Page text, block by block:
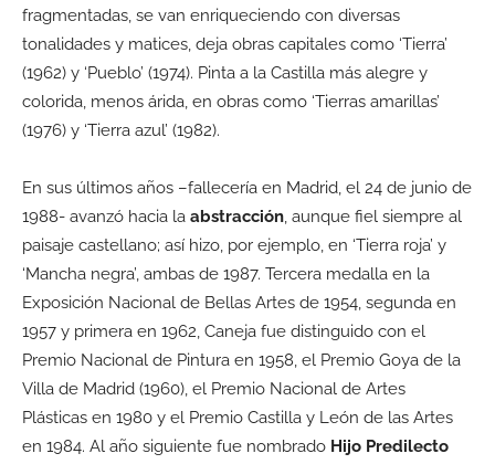
fragmentadas, se van enriqueciendo con diversas
tonalidades y matices, deja obras capitales como ‘Tierra’
(1962) y ‘Pueblo’ (1974). Pinta a la Castilla más alegre y
colorida, menos árida, en obras como ‘Tierras amarillas’
(1976) y ‘Tierra azul’ (1982).
En sus últimos años –fallecería en Madrid, el 24 de junio de
1988- avanzó hacia la abstracción, aunque fiel siempre al
paisaje castellano; así hizo, por ejemplo, en ‘Tierra roja’ y
‘Mancha negra’, ambas de 1987. Tercera medalla en la
Exposición Nacional de Bellas Artes de 1954, segunda en
1957 y primera en 1962, Caneja fue distinguido con el
Premio Nacional de Pintura en 1958, el Premio Goya de la
Villa de Madrid (1960), el Premio Nacional de Artes
Plásticas en 1980 y el Premio Castilla y León de las Artes
en 1984. Al año siguiente fue nombrado Hijo Predilecto